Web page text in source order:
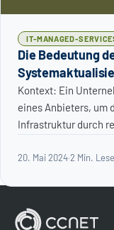
IT-MANAGED-
Die Bedeutung
Kontext: Ein Unternehmen setzt auf IT Managed Services
eines Anbieters, um
Infrastruktur durch
20. Mai 2024·2 Min.